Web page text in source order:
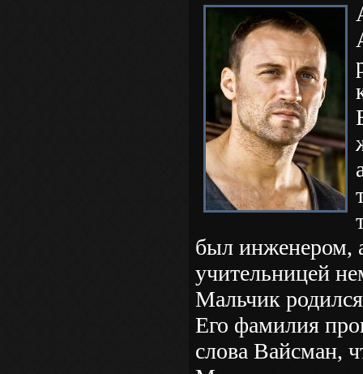
был инженером,
учительницей
Мальчик родился
Его фамилия
слова Вайсман,